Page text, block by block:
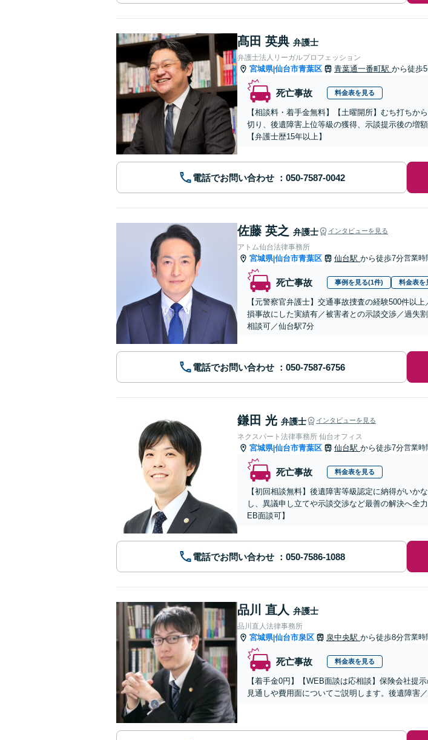
髙田 英典 弁護士
弁護士法人リーガルプロフェッション
宮城県|仙台市青葉区 青葉通一番町駅 から徒歩
死亡事故 料金表を見る
【相談料・着手金無料】【土曜開所】むち打ち
切り、後遺障害上位等級の獲得、示談提示後の増
【弁護士歴15年以上】
電話でお問い合わせ
佐藤 英之 弁護士 インタビューを見る
アトム仙台法律事務所
宮城県|仙台市青葉区 仙台駅 から徒歩7分営業時
死亡事故 事例を見る(1件) 料金表を
【元警察官弁護士】交通事故捜査の経験500件以
損事故にした実績有／被害者との示談交渉／過失
相談可／仙台駅7分
電話でお問い合わせ
鎌田 光 弁護士 インタビューを見る
ネクスパート法律事務所 仙台オフィス
宮城県|仙台市青葉区 仙台駅 から徒歩7分営業時
死亡事故 料金表を見る
【初回相談無料】後遺障害等級認定に納得がい
し、異議申し立てや示談交渉など最善の解決へ全
EB面談可】
電話でお問い合わせ
品川 直人 弁護士
品川直人法律事務所
宮城県|仙台市泉区 泉中央駅 から徒歩8分営業時
死亡事故 料金表を見る
【着手金0円】【WEB面談は応相談】保険会社提
見通しや費用面についてご説明します。後遺障害